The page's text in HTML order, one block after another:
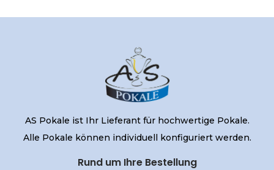
AS Pokale ist Ihr Lieferant für hochwertige Pokale.
Alle Pokale können individuell konfiguriert werden.
Rund um Ihre Bestellung